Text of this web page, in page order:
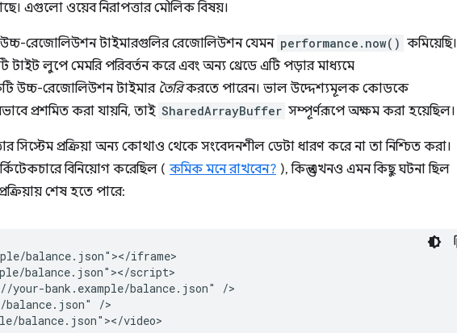
এগুলো ওয়েব নিরাপত্তার মৌলিক বিষয়।
রেজোলিউশন টাইমারগুলির রেজোলিউশন যেমন performance.now() কমিয়েছি।
লুপে মেমরি পরিবর্তন করে এবং অন্য থ্রেডে এটি পড়ার মাধ্যমে
উচ্চ-রেজোলিউশন টাইমার তৈরিকরতে পারেন। ভাল উদ্দেশ্যমূলক কোডকে
প্রশমিত করা যায়নি, তাই SharedArrayBuffer সম্পূর্ণরূপে অক্ষম করা হয়েছিল।
সিস্টেম প্রক্রিয়া অন্য কোথাও থেকে সংবেদনশীল ডেটা ধারণ করে না তা নিশ্চিত করা।
বিনিয়োগ করেছিল ( কমিক মনে রাখবেন? ), কিন্তু এখনও এমন কিছু ঘটনা ছিল
শেষ হতে পারে:
balance.json"></iframe>
balance.json"></script>
bank.example/balance.json" />
balance.json" />
balance.json"></video>